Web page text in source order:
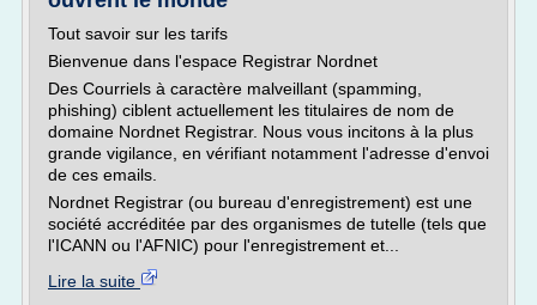
Tout savoir sur les tarifs
Bienvenue dans l'espace Registrar Nordnet
Des Courriels à caractère malveillant (spamming,
phishing) ciblent actuellement les titulaires de nom de
domaine Nordnet Registrar. Nous vous incitons à la plus
grande vigilance, en vérifiant notamment l'adresse d'envoi
de ces emails.
Nordnet Registrar (ou bureau d'enregistrement) est une
société accréditée par des organismes de tutelle (tels que
l'ICANN ou l'AFNIC) pour l'enregistrement et...
Lire la suite